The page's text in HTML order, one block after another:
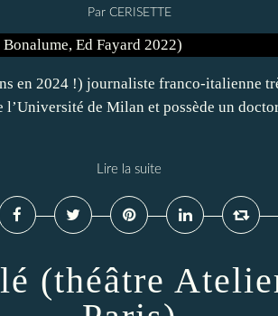
Par CERISETTE
en 2024 !) journaliste franco-italienne
de Milan et possède un
Lire la suite
(théâtre